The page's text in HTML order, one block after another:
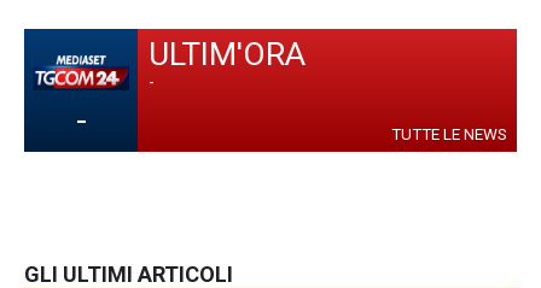
-
ULTIM'ORA
-
TUTTE LE NEWS
GLI ULTIMI ARTICOLI